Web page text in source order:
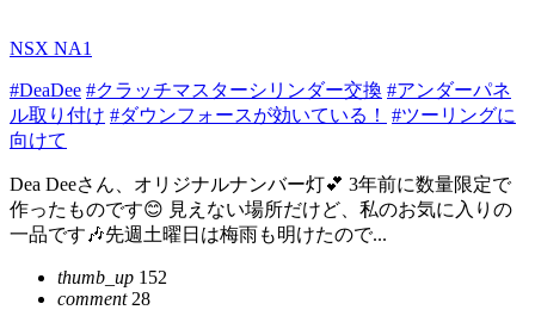
NSX NA1
#DeaDee #クラッチマスターシリンダー交換 #アンダーパネ
ル取り付け #ダウンフォースが効いている！
#ツーリングに
向けて
Dea Deeさん、オリジナルナンバー灯💕 3年前に数量限定で
作ったものです😊 見えない場所だけど、私のお気に入りの
一品です🎶先週土曜日は梅雨も明けたので...
thumb_up 152
comment28